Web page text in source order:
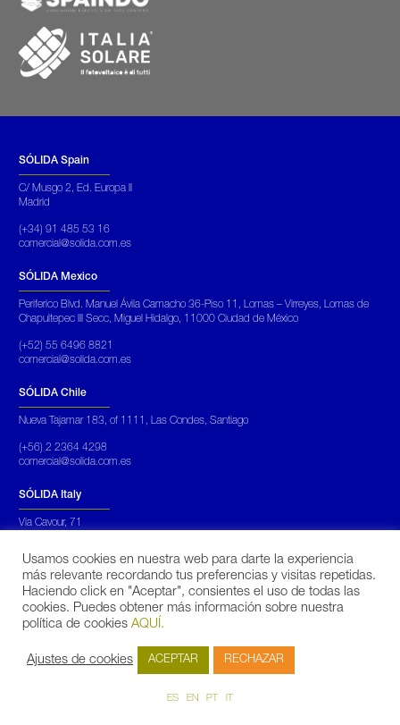
SÓLIDA Spain
C/ Musgo 2, Ed. Europa II
Madrid
(+34) 91 485 53 16
comercial@solida.com.es
SÓLIDA Mexico
Periferico Blvd. Manuel Ávila Camacho 36-Piso 11, Lomas – Virreyes, Lomas de
Chapultepec III Secc, Miguel Hidalgo, 11000 Ciudad de México
(+52) 55 6496 8821
comercial@solida.com.es
SÓLIDA Chile
Nueva Tajamar 183, of 1111, Las Condes, Santiago
(+56) 2 2364 4298
comercial@solida.com.es
SÓLIDA Italy
Via Cavour, 71
(+39) 069 450 5652
commerciale@solidarinnovabili.it
SÓLIDA Portugal
(+351)931 173 890
Usamos cookies en nuestra web para darte la experiencia
más relevante recordando tus preferencias y visitas repetidas.
Haciendo click en "Aceptar", consientes el uso de todas las
cookies. Puedes obtener más información sobre nuestra
política de cookies AQUÍ.
Ajustes de cookies ACEPTAR RECHAZAR
ES EN PT